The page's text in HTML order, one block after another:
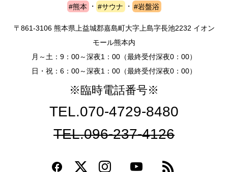
#熊本 ・ #サウナ ・ #岩盤浴
〒861-3106 熊本県上益城郡嘉島町大字上島字長池2232 イオン
モール熊本内
月～土：9：00～深夜1：00（最終受付深夜0：00）
日・祝：6：00～深夜1：00（最終受付深夜0：00）
※臨時電話番号※
TEL.070-4729-8480
TEL.096-237-4126